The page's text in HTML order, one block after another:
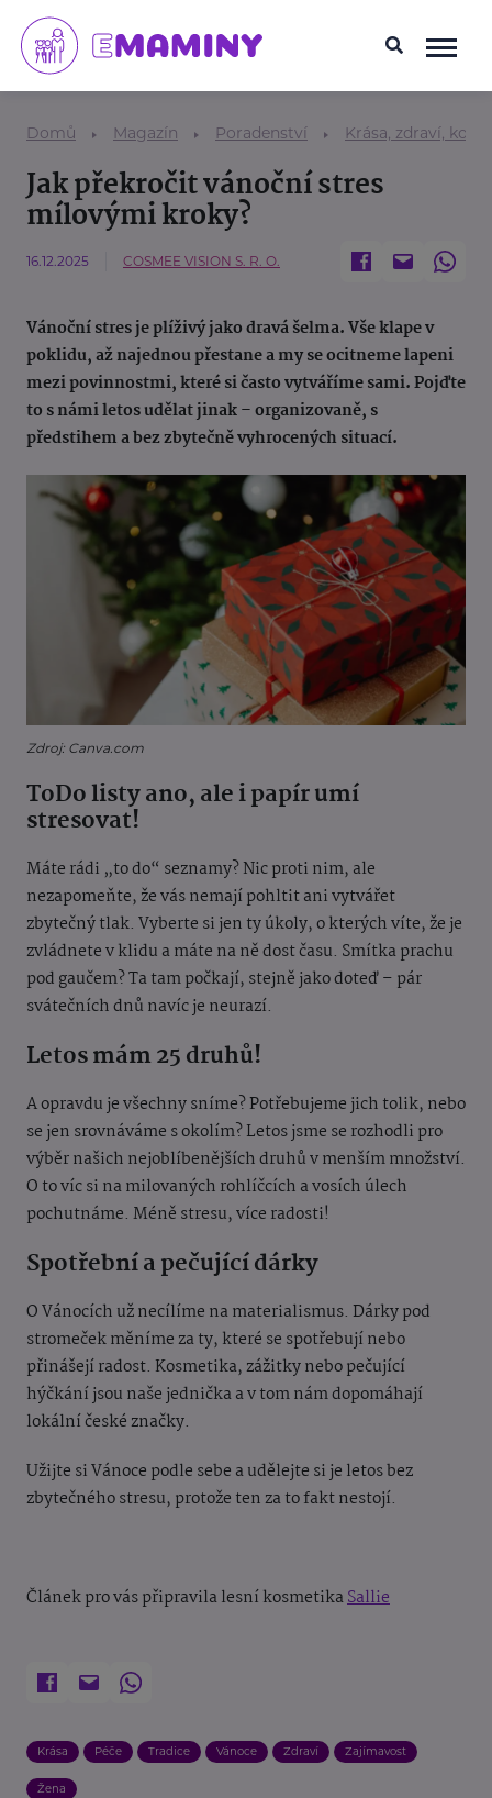
Domů Magazín Poradenství Krása, zdraví,
Jak překročit vánoční stres
mílovými kroky?
16.12.2025 COSMEE VISION S. R. O.
Vánoční stres je plíživý jako dravá šelma. Vše klape v
poklidu, až najednou přestane a my se ocitneme lapeni
mezi povinnostmi, které si často vytváříme sami. Pojďte
to s námi letos udělat jinak – organizovaně, s
předstihem a bez zbytečně vyhrocených situací.
Zdroj: Canva.com
ToDo listy ano, ale i papír umí
stresovat!
Máte rádi „to do“ seznamy? Nic proti nim, ale
nezapomeňte, že vás nemají pohltit ani vytvářet
zbytečný tlak. Vyberte si jen ty úkoly, o kterých víte, že je
zvládnete v klidu a máte na ně dost času. Smítka prachu
pod gaučem? Ta tam počkají, stejně jako doteď – pár
svátečních dnů navíc je neurazí.
Letos mám 25 druhů!
A opravdu je všechny sníme? Potřebujeme jich tolik, nebo
se jen srovnáváme s okolím? Letos jsme se rozhodli pro
výběr našich nejoblíbenějších druhů v menším množství.
O to víc si na milovaných rohlíčcích a vosích úlech
pochutnáme. Méně stresu, více radosti!
Spotřební a pečující dárky
O Vánocích už necílíme na materialismus. Dárky pod
stromeček měníme za ty, které se spotřebují nebo
přinášejí radost. Kosmetika, zážitky nebo pečující
hýčkání jsou naše jednička a v tom nám dopomáhají
lokální české značky.
Užijte si Vánoce podle sebe a udělejte si je letos bez
zbytečného stresu, protože ten za to fakt nestojí.
Článek pro vás připravila lesní kosmetikaSallie
Krása Péče Tradice Vánoce Zdraví Zajímavost
Žena